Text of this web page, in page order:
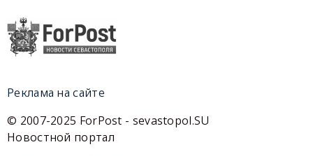
Реклама на сайте
© 2007-2025 ForPost - sevastopol.SU
Новостной портал